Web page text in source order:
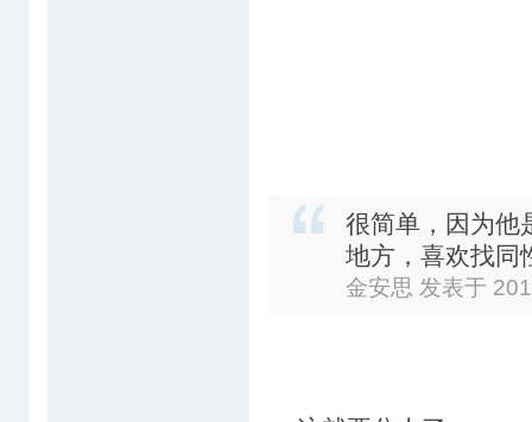
很简单，因为他
地方，喜欢找同
金安思 发表于